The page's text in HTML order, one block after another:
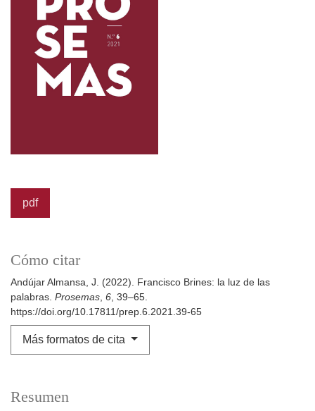
pdf
Cómo citar
Andújar Almansa, J. (2022). Francisco Brines: la luz de las
palabras. Prosemas 6 , 39–65.
https://doi.org/10.17811/prep.6.2021.39-65
Más formatos de cita
Resumen